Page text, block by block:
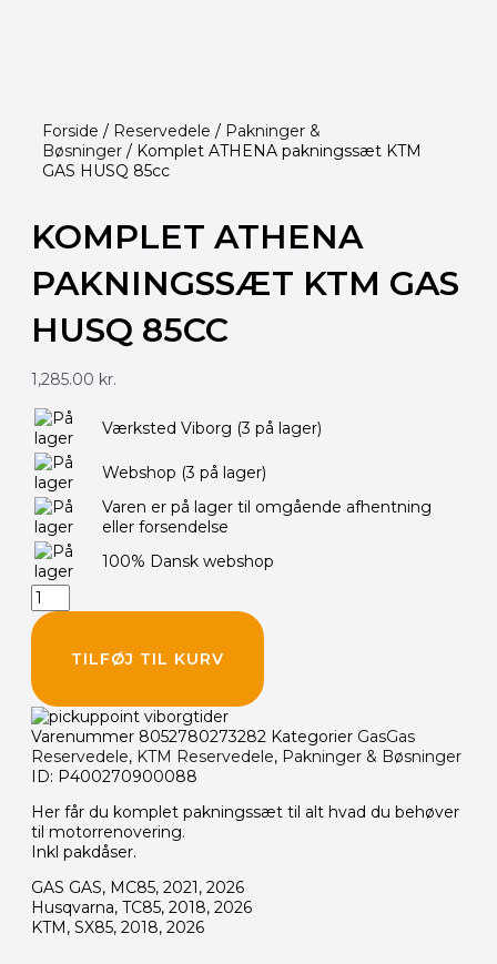
Forside / Reservedele / Pakninger &
Bøsninger / Komplet ATHENA pakningssæt KTM
GAS HUSQ 85cc
KOMPLET ATHENA
PAKNINGSSÆT KTM GAS
HUSQ 85CC
1,285.00 kr.
Værksted Viborg (3 på lager)
Webshop (3 på lager)
Varen er på lager til omgående afhentning
eller forsendelse
100% Dansk webshop
Komplet
ATHENA
pakningssæt
KTM
GAS
HUSQ
85cc
antal
TILFØJ TIL KURV
Varenummer 8052780273282 Kategorier GasGas
Reservedele, KTM Reservedele, Pakninger & Bøsninger
ID: P400270900088
Her får du komplet pakningssæt til alt hvad du behøver
til motorrenovering.
Inkl pakdåser.
GAS GAS, MC85, 2021, 2026
Husqvarna, TC85, 2018, 2026
KTM, SX85, 2018, 2026